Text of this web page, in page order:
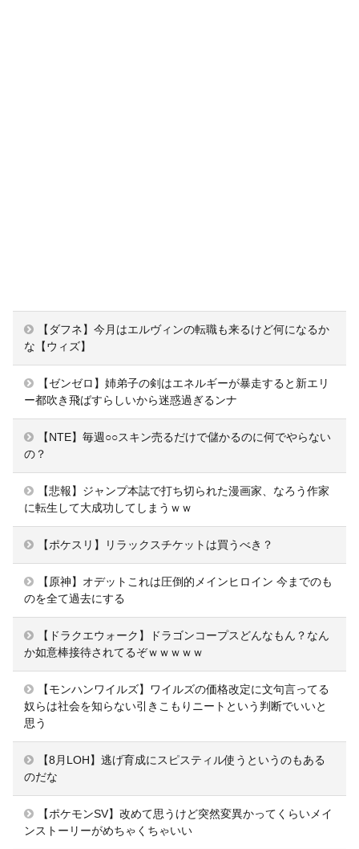
【ダフネ】今月はエルヴィンの転職も来るけど何になるか
な【ウィズ】
【ゼンゼロ】姉弟子の剣はエネルギーが暴走すると新エリ
ー都吹き飛ばすらしいから迷惑過ぎるンナ
【NTE】毎週○○スキン売るだけで儲かるのに何でやらない
の？
【悲報】ジャンプ本誌で打ち切られた漫画家、なろう作家
に転生して大成功してしまうｗｗ
【ポケスリ】リラックスチケットは買うべき？
【原神】オデットこれは圧倒的メインヒロイン 今までのも
のを全て過去にする
【ドラクエウォーク】ドラゴンコープスどんなもん？なん
か如意棒接待されてるぞｗｗｗｗｗ
【モンハンワイルズ】ワイルズの価格改定に文句言ってる
奴らは社会を知らない引きこもりニートという判断でいいと
思う
【8月LOH】逃げ育成にスピスティル使うというのもある
のだな
【ポケモンSV】改めて思うけど突然変異かってくらいメイ
ンストーリーがめちゃくちゃいい